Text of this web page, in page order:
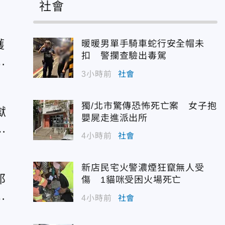
社會
暖暖男單手騎車蛇行安全帽未
扣 警攔查驗出毒駕
3小時前 社會
獨/北市驚傳恐怖死亡案 女子抱
嬰屍走進派出所
4小時前 社會
新店民宅火警濃煙狂竄無人受
傷 1貓咪受困火場死亡
4小時前 社會